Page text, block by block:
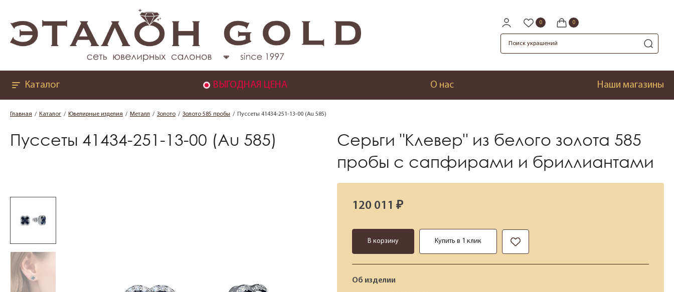
Каталог ВЫГОДНАЯ ЦЕНА О нас Наши магазины
Главная Каталог Ювелирные изделия Металл Золото Золото 585 пробы Пуссеты 41434-251-13-00 (Au 585)
Пуссеты 41434-251-13-00 (Au 585)
Серьги "Клевер" из белого золота 585
пробы с сапфирами и бриллиантами
120 011 ₽
В корзину Купить в 1 клик
Об изделии